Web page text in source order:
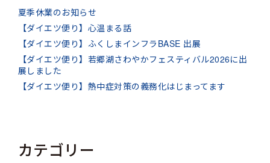
夏季休業のお知らせ
【ダイエツ便り】心温まる話
【ダイエツ便り】ふくしまインフラBASE 出展
【ダイエツ便り】若郷湖さわやかフェスティバル2026に出
展しました
【ダイエツ便り】熱中症対策の義務化はじまってます
カテゴリー